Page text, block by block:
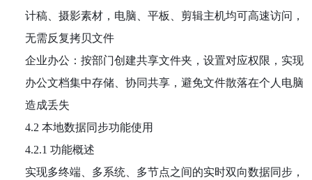
计稿、摄影素材，电脑、平板、剪辑主机均可高速访问，
无需反复拷贝文件
企业办公：按部门创建共享文件夹，设置对应权限，实现
办公文档集中存储、协同共享，避免文件散落在个人电脑
造成丢失
4.2 本地数据同步功能使用
4.2.1 功能概述
实现多终端、多系统、多节点之间的实时双向数据同步，